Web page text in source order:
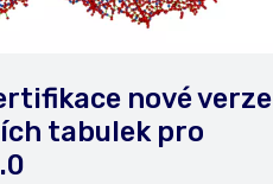
nové verze
tabulek pro